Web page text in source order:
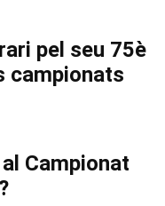
pel seu 75è
campionats
Campionat